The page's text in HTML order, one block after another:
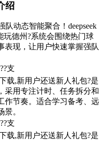
绍
队动态智能聚合！deepseek
玩德州?系统会围绕热门球
表现，让用户快速掌握强队
支
载,新用户还送新人礼包?是
采用专注计时、任务拆分和
作节奏。适合学习备考、远
。
支
载,新用户还送新人礼包?是